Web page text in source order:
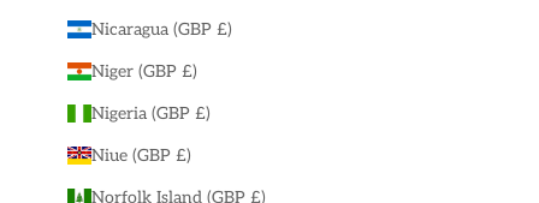
Nicaragua (GBP £)
Niger (GBP £)
Nigeria (GBP £)
Niue (GBP £)
Norfolk Island (GBP £)